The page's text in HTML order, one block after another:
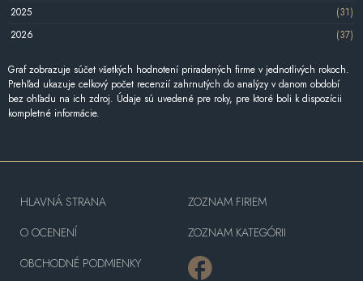
2025
(31)
2026
(37)
Graf zobrazuje súčet všetkých hodnotení priradených firme v jednotlivých rokoch.
Prehľad ukazuje celkový počet recenzií zahrnutých do analýzy v danom období
bez ohľadu na ich zdroj. Údaje sú uvedené pre roky, pre ktoré boli k dispozícii
kompletné informácie.
HLAVNÁ STRANA
O OCENENÍ
OBCHODNÉ PODMIENKY
ZOZNAM FIRIEM
ZOZNAM KATEGÓRII